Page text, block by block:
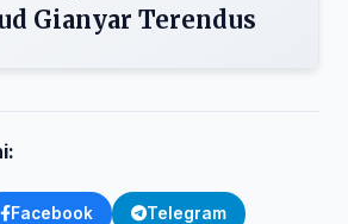
Gianyar Terendus
Facebook Telegram